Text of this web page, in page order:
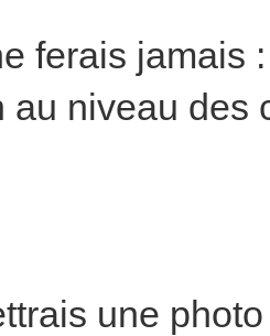
ferais jamais :
au niveau des
une